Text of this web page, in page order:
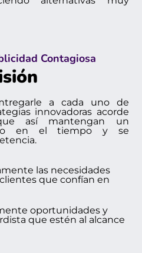
Contagiosa
a cada uno de
innovadoras acorde
así mantengan un
en el tiempo y se
las necesidades
que confían en
oportunidades y
que estén al alcance